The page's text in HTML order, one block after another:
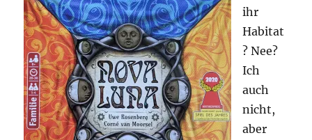
ihr
Habitat
? Nee?
Ich
auch
nicht,
aber